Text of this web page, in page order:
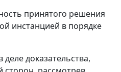
принятого решения
инстанцией в порядке
доказательства,